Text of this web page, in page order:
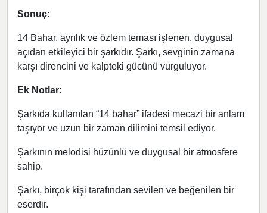
Sonuç:
14 Bahar, ayrılık ve özlem teması işlenen, duygusal
açıdan etkileyici bir şarkıdır. Şarkı, sevginin zamana
karşı direncini ve kalpteki gücünü vurguluyor.
Ek Notlar:
Şarkıda kullanılan “14 bahar” ifadesi mecazi bir anlam
taşıyor ve uzun bir zaman dilimini temsil ediyor.
Şarkının melodisi hüzünlü ve duygusal bir atmosfere
sahip.
Şarkı, birçok kişi tarafından sevilen ve beğenilen bir
eserdir.